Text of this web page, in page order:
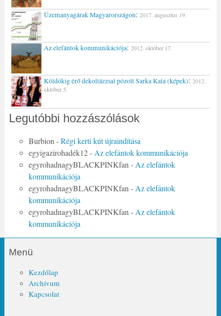
Üzemanyagárak Magyarországon: 2017. augusztus 19.
Az elefántok kommunikációja: 2012. október 17.
Köldökig érő dekoltázzsal pózolt Sarka Kata (képek): 2012.
október 5.
Legutóbbi hozzászólások
Burbion -Régi kerti kút újraindítása
egyigazirohadék12- Az elefántok kommunikációja
egyrohadnagyBLACKPINKfan - Az elefántok
kommunikációja
egyrohadnagyBLACKPINKfan - Az elefántok
kommunikációja
egyrohadnagyBLACKPINKfan - Az elefántok
kommunikációja
Menü
Kezdőlap
Archívum
Kapcsolat